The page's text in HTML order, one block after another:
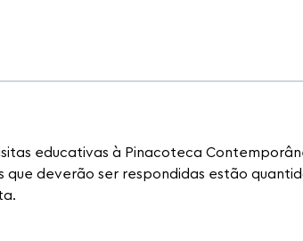
educativas à Pinacoteca
deverão ser respondidas estão